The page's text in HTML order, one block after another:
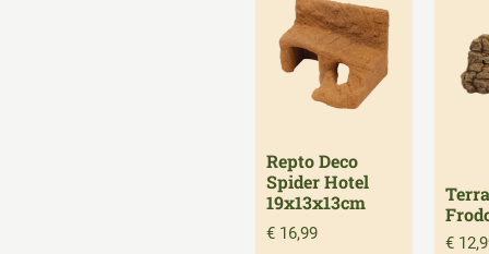
Repto Deco
Spider Hotel
19x13x13cm
€ 16,99 €